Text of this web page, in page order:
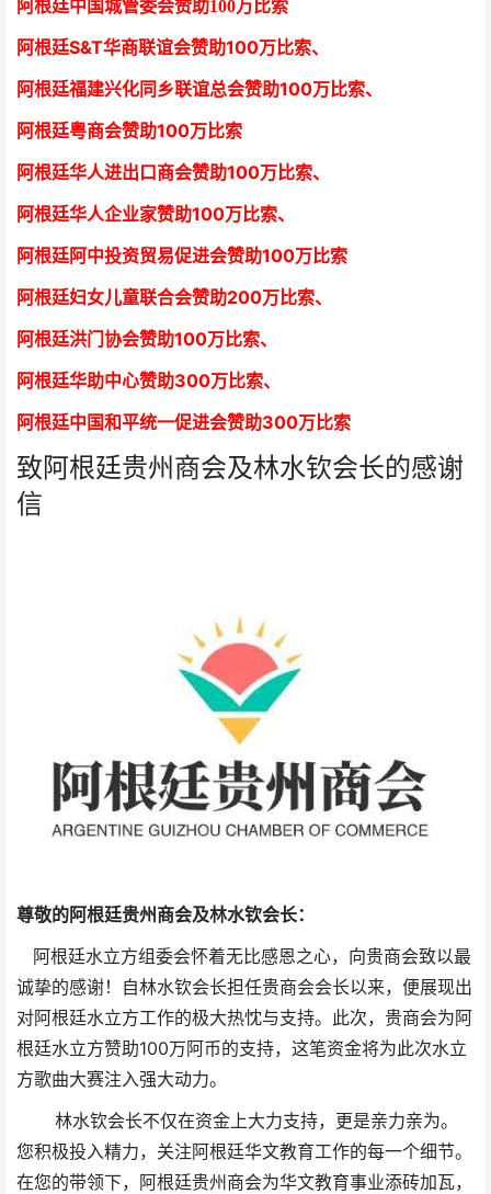
阿根廷中国城管委会赞助100万比索
阿根廷S&T华商联谊会赞助100万比索、
阿根廷福建兴化同乡联谊总会赞助100万比索、
阿根廷粤商会赞助100万比索
阿根廷华人进出口商会赞助100万比索、
阿根廷华人企业家赞助100万比索、
阿根廷阿中投资贸易促进会赞助100万比索
阿根廷妇女儿童联合会赞助200万比索、
阿根廷洪门协会赞助100万比索、
阿根廷华助中心赞助300万比索、
阿根廷中国和平统一促进会赞助300万比索
致阿根廷贵州商会及林水钦会长的感谢
信
尊敬的阿根廷贵州商会及林水钦会长：
阿根廷水立方组委会怀着无比感恩之心，向贵商会致以最
诚挚的感谢！自林水钦会长担任贵商会会长以来，便展现出
对阿根廷水立方工作的极大热忱与支持。此次，贵商会为阿
根廷水立方赞助100万阿币的支持，这笔资金将为此次水立
方歌曲大赛注入强大动力。
林水钦会长不仅在资金上大力支持，更是亲力亲为。
您积极投入精力，关注阿根廷华文教育工作的每一个细节。
在您的带领下，阿根廷贵州商会为华文教育事业添砖加瓦，